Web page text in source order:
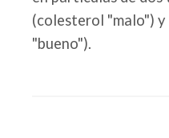
(colesterol "malo")
"bueno").